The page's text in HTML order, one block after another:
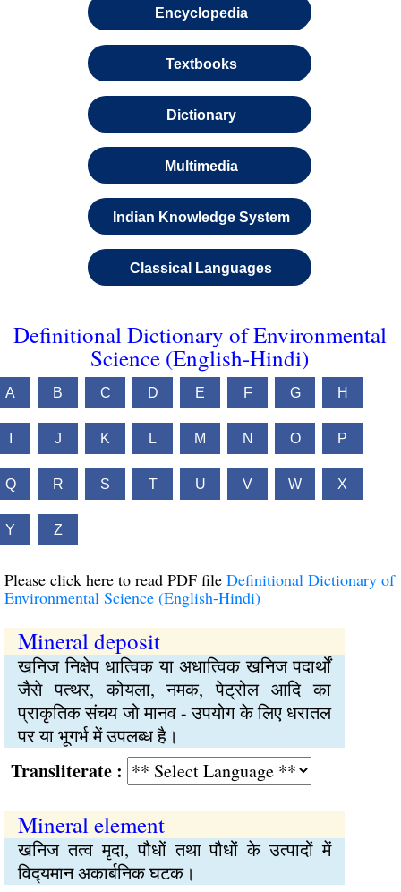
Encyclopedia
Textbooks
Dictionary
Multimedia
Indian Knowledge System
Classical Languages
Definitional Dictionary of Environmental
Science (English-Hindi)
A B C D E F G H
J K L M N O P
Q R S T U V W X
Y Z
Please click here to read PDF file Definitional Dictionary of
Environmental Science (English-Hindi)
Mineral deposit
खनिज निक्षेप धात्विक या अधात्विक खनिज पदार्थों
जैसे पत्थर, कोयला, नमक, पेट्रोल आदि का
प्राकृतिक संचय जो मानव - उपयोग के लिए धरातल
पर या भूगर्भ में उपलब्ध है।
:
Mineral element
खनिज तत्व मृदा, पौधों तथा पौधों के उत्पादों में
विद्‍यमान अकार्बनिक घटक।